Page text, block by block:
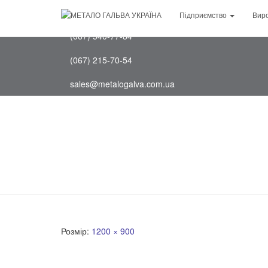
(097) 202-75-88
(067) 540-77-84
(067) 215-70-54
sales@metalogalva.com.ua
Підприємство
Розмір: 1200 × 900